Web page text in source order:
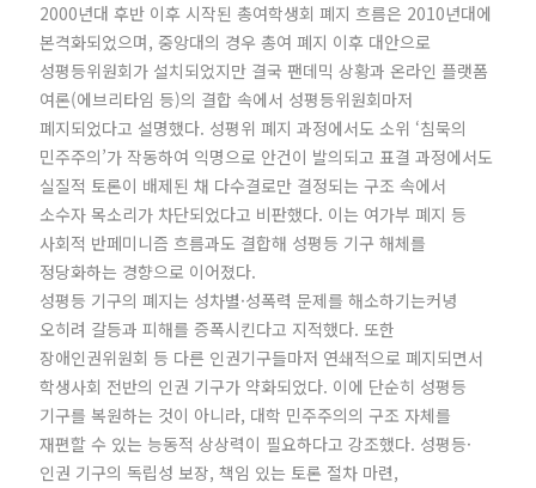
2000년대 후반 이후 시작된 총여학생회 폐지 흐름은 2010년대에
본격화되었으며, 중앙대의 경우 총여 폐지 이후 대안으로
성평등위원회가 설치되었지만 결국 팬데믹 상황과 온라인 플랫폼
여론(에브리타임 등)의 결합 속에서 성평등위원회마저
폐지되었다고 설명했다. 성평위 폐지 과정에서도 소위 ‘침묵의
민주주의’가 작동하여 익명으로 안건이 발의되고 표결 과정에서도
실질적 토론이 배제된 채 다수결로만 결정되는 구조 속에서
소수자 목소리가 차단되었다고 비판했다. 이는 여가부 폐지 등
사회적 반페미니즘 흐름과도 결합해 성평등 기구 해체를
정당화하는 경향으로 이어졌다.
성평등 기구의 폐지는 성차별·성폭력 문제를 해소하기는커녕
오히려 갈등과 피해를 증폭시킨다고 지적했다. 또한
장애인권위원회 등 다른 인권기구들마저 연쇄적으로 폐지되면서
학생사회 전반의 인권 기구가 약화되었다. 이에 단순히 성평등
기구를 복원하는 것이 아니라, 대학 민주주의의 구조 자체를
재편할 수 있는 능동적 상상력이 필요하다고 강조했다. 성평등·
인권 기구의 독립성 보장, 책임 있는 토론 절차 마련,